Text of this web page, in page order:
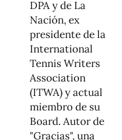
DPA y de La
Nación, ex
presidente de la
International
Tennis Writers
Association
(ITWA) y actual
miembro de su
Board. Autor de
"Gracias", una